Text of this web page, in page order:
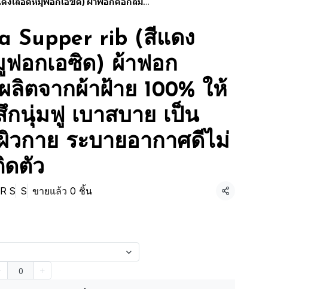
Supper rib (สีแดง
ฟอกเอซิด) ผ้าฟอก
ลิตจากผ้าฝ้าย 100% ให้
กนุ่มฟู เบาสบาย เป็น
วกาย ระบายอากาศดีไม่
ดตัว
S S ขายแล้ว 0 ชิ้น แชร์